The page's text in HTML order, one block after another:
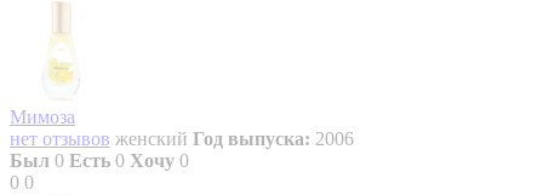
Мимоза
нет отзывов женский Год выпуска: 2006
Был 0 Есть 0 Хочу 0
0 0